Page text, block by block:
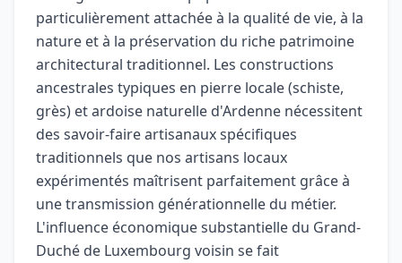
particulièrement attachée à la qualité de vie, à la
nature et à la préservation du riche patrimoine
architectural traditionnel. Les constructions
ancestrales typiques en pierre locale (schiste,
grès) et ardoise naturelle d'Ardenne nécessitent
des savoir-faire artisanaux spécifiques
traditionnels que nos artisans locaux
expérimentés maîtrisent parfaitement grâce à
une transmission générationnelle du métier.
L'influence économique substantielle du Grand-
Duché de Luxembourg voisin se fait